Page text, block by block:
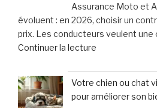
que
15
minutes
fréquentes
à
éviter
Assurance Moto et
évoluent : en 2026, choisir un
prix. Les conducteurs veulent une
Continuer la lecture
Moto
et
Scooter
Votre chien ou chat
pour améliorer son